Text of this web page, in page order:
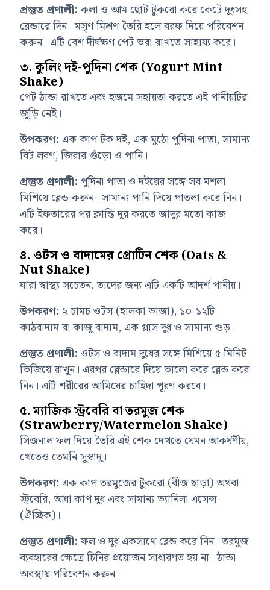
প্রস্তুত প্রণালী:কলা ও আম ছোট টুকরো করে কেটে দুধসহ
ব্লেন্ডারে দিন। মসৃণ মিশ্রণ তৈরি হলে বরফ দিয়ে পরিবেশন
করুন। এটি বেশ দীর্ঘক্ষণ পেট ভরা রাখতে সাহায্য করে।
৩. কুলিং দই-পুদিনা শেক (Yogurt Mint
Shake)
পেট ঠান্ডা রাখতে এবং হজমে সহায়তা করতে এই পানীয়টির
জুড়ি নেই।
উপকরণ: এক কাপ টক দই, এক মুঠো পুদিনা পাতা, সামান্য
বিট লবণ, জিরার গুঁড়ো ও পানি।
প্রস্তুত প্রণালী: পুদিনা পাতা ও দইয়ের সঙ্গে সব মশলা
মিশিয়ে ব্লেন্ড করুন। সামান্য পানি দিয়ে পাতলা করে নিন।
এটি ইফতারের পর ক্লান্তি দূর করতে জাদুর মতো কাজ
করে।
৪. ওটস ও বাদামের প্রোটিন শেক (Oats &
Nut Shake)
যারা স্বাস্থ্য সচেতন, তাদের জন্য এটি একটি আদর্শ পানীয়।
উপকরণ: ২ চামচ ওটস (হালকা ভাজা), ১০-১২টি
কাঠবাদাম বা কাজু বাদাম, এক গ্লাস দুধ ও সামান্য গুড়।
প্রস্তুত প্রণালী: ওটস ও বাদাম দুধের সঙ্গে মিশিয়ে ৫ মিনিট
ভিজিয়ে রাখুন। এরপর ব্লেন্ডারে দিয়ে ভালো করে ব্লেন্ড করে
নিন। এটি শরীরের আমিষের চাহিদা পূরণ করবে।
৫. ম্যাজিক স্ট্রবেরি বা তরমুজ শেক
(Strawberry/Watermelon Shake)
সিজনাল ফল দিয়ে তৈরি এই শেক দেখতে যেমন আকর্ষণীয়,
খেতেও তেমনি সুস্বাদু।
উপকরণ: এক কাপ তরমুজের টুকরো (বীজ ছাড়া) অথবা
স্ট্রবেরি, আধা কাপ দুধ এবং সামান্য ভ্যানিলা এসেন্স
(ঐচ্ছিক)।
প্রস্তুত প্রণালী:ফল ও দুধ একসাথে ব্লেন্ড করে নিন। তরমুজ
ব্যবহারের ক্ষেত্রে চিনির প্রয়োজন সাধারণত হয় না। ঠান্ডা
অবস্থায় পরিবেশন করুন।